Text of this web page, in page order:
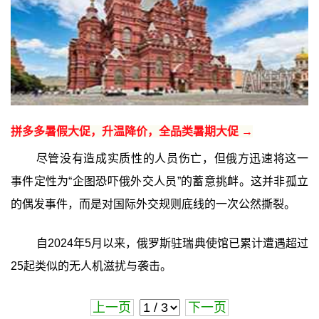
拼多多暑假大促，升温降价，全品类暑期大促 →
尽管没有造成实质性的人员伤亡，但俄方迅速将这一
事件定性为“企图恐吓俄外交人员”的蓄意挑衅。这并非孤立
的偶发事件，而是对国际外交规则底线的一次公然撕裂。
自2024年5月以来，俄罗斯驻瑞典使馆已累计遭遇超过
25起类似的无人机滋扰与袭击。
上一页 下一页